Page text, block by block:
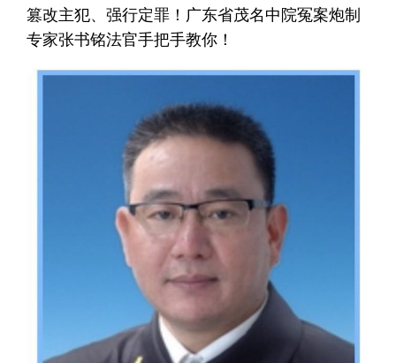
篡改主犯、强行定罪！广东省茂名中院冤案炮制
专家张书铭法官手把手教你！